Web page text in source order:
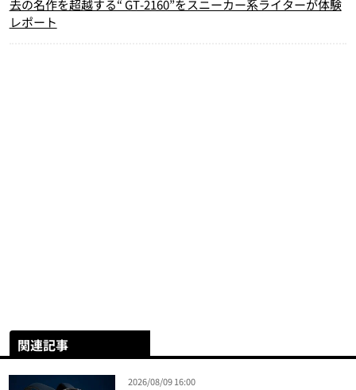
去の名作を超越する“ GT-2160”をスニーカー系ライターが体験
レポート
関連記事
2026/08/09 16:00